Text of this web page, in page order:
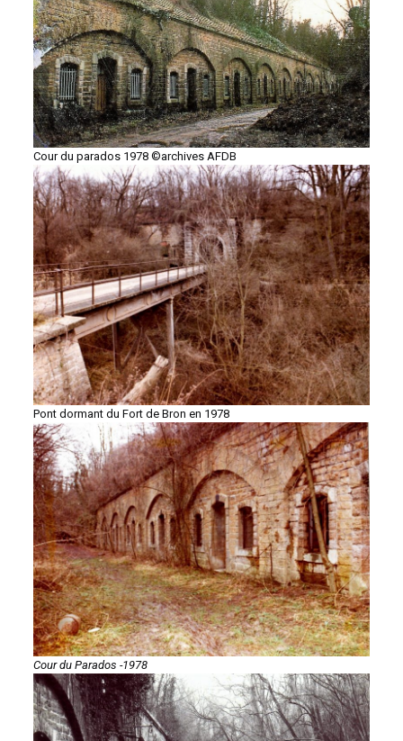
Cour du parados 1978 ©archives AFDB
Pont dormant du Fort de Bron en 1978
Cour du Parados -1978